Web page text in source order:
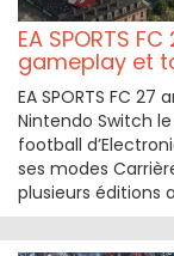
EA SPORTS
gameplay et
EA SPORTS FC 27
Nintendo Switch
football
ses modes
plusieurs éditions